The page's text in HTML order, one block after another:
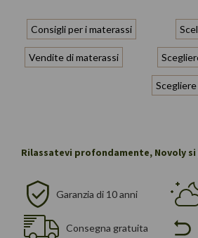
Consigli per i materassi
Vendite di materassi
Rilassatevi profondamente, Novoly
Garanzia di 10 anni
Consegna gratuita